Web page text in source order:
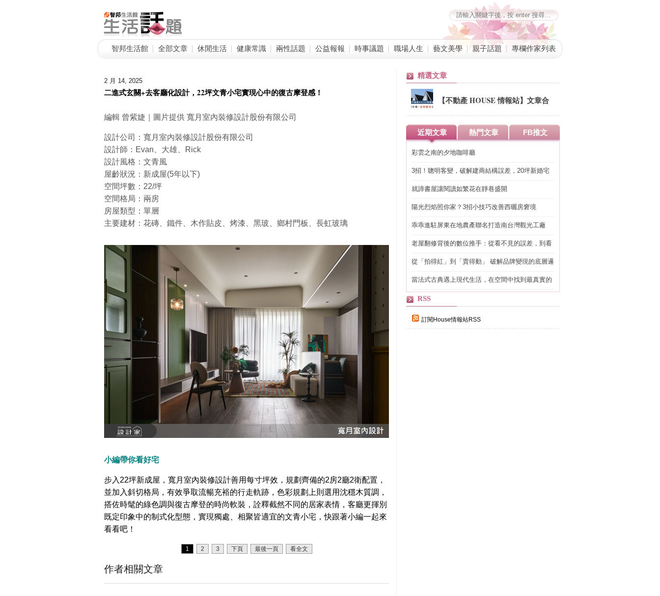
智邦生活館 全部文章 休閒生活 健康常識 兩性話題 公益報報 時事議題 職場人生 藝文美學 親子話題 專欄作家列表
2 月 14, 2025
二進式玄關+去客廳化設計，22坪文青小宅實現心中的復古摩登感！
編輯 曾紫婕｜圖片提供 寬月室內裝修設計股份有限公司
設計公司：寬月室內裝修設計股份有限公司
設計師：Evan、大雄、Rick
設計風格：文青風
屋齡狀況：新成屋(5年以下)
空間坪數：22/坪
空間格局：兩房
房屋類型：單層
主要建材：花磚、鐵件、木作貼皮、烤漆、黑玻、鄉村門板、長虹玻璃
小編帶你看好宅
步入22坪新成屋，寬月室內裝修設計善用每寸坪效，規劃齊備的2房2廳2衛配置，
並加入斜切格局，有效爭取流暢充裕的行走軌跡，色彩規劃上則選用沈穩木質調，
搭佐時髦的綠色調與復古摩登的時尚軟裝，詮釋截然不同的居家表情，客廳更揮別
既定印象中的制式化型態，實現獨處、相聚皆適宜的文青小宅，快跟著小編一起來
看看吧！
1 2 3 下頁 最後一頁 看全文
作者相關文章
精選文章
【不動產 HOUSE 情報站】文章合
併公告
近期文章 熱門文章 FB推文
彩雲之南的夕地咖啡廳
3招！聰明客變，破解建商結構誤差，20坪新婚宅
就諦書屋讓閱讀如繁花在靜巷盛開
陽光烈焰照你家？3招小技巧改善西曬房窘境
乖乖進駐屏東在地農產聯名打造南台灣觀光工廠
老屋翻修背後的數位推手：從看不見的誤差，到看
從「拍得紅」到「賣得動」 破解品牌變現的底層邏
當法式古典遇上現代生活，在空間中找到最真實的
RSS
訂閱House情報站RSS